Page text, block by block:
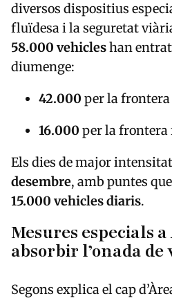
diversos dispositius
fluïdesa i la seguretat
58.000 vehicleshan
diumenge:
42.000 per la
16.000 per la
Els dies de major
desembre, amb puntes
15.000 vehicles diaris.
Mesures especials
absorbir l’onada de
Segons explica el cap